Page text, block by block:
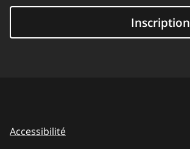
Inscription
Accessibilité